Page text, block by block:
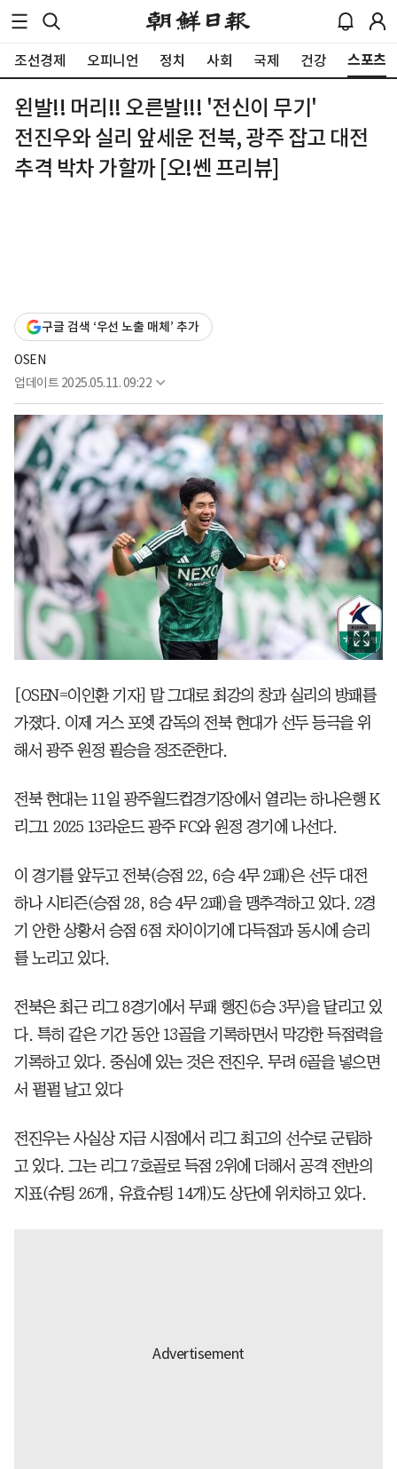
조선경제 오피니언 정치 사회 국제 건강 스포츠
왼발!! 머리!! 오른발!!! '전신이 무기'
전진우와 실리 앞세운 전북, 광주 잡고 대전
추격 박차 가할까 [오!쎈 프리뷰]
구글 검색 ‘우선 노출 매체’ 추가
OSEN
업데이트 2025.05.11. 09:22
[OSEN=이인환 기자] 말 그대로 최강의 창과 실리의 방패를
가졌다. 이제 거스 포엣 감독의 전북 현대가 선두 등극을 위
해서 광주 원정 필승을 정조준한다.
전북 현대는 11일 광주월드컵경기장에서 열리는 하나은행 K
리그1 2025 13라운드 광주 FC와 원정 경기에 나선다.
이 경기를 앞두고 전북(승점 22, 6승 4무 2패)은 선두 대전
하나 시티즌(승점 28, 8승 4무 2패)을 맹추격하고 있다. 2경
기 안한 상황서 승점 6점 차이이기에 다득점과 동시에 승리
를 노리고 있다.
전북은 최근 리그 8경기에서 무패 행진(5승 3무)을 달리고 있
다. 특히 같은 기간 동안 13골을 기록하면서 막강한 득점력을
기록하고 있다. 중심에 있는 것은 전진우. 무려 6골을 넣으면
서 펄펄 날고 있다
전진우는 사실상 지금 시점에서 리그 최고의 선수로 군림하
고 있다. 그는 리그 7호골로 득점 2위에 더해서 공격 전반의
지표(슈팅 26개, 유효슈팅 14개)도 상단에 위치하고 있다.